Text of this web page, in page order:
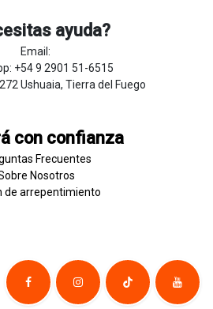
ayuda?
Email:
+54 9 2901 51-6515
Ushuaia, Tierra del Fuego
con confianza
Frecuentes
Nosotros
de ​arrepentim​​​iento